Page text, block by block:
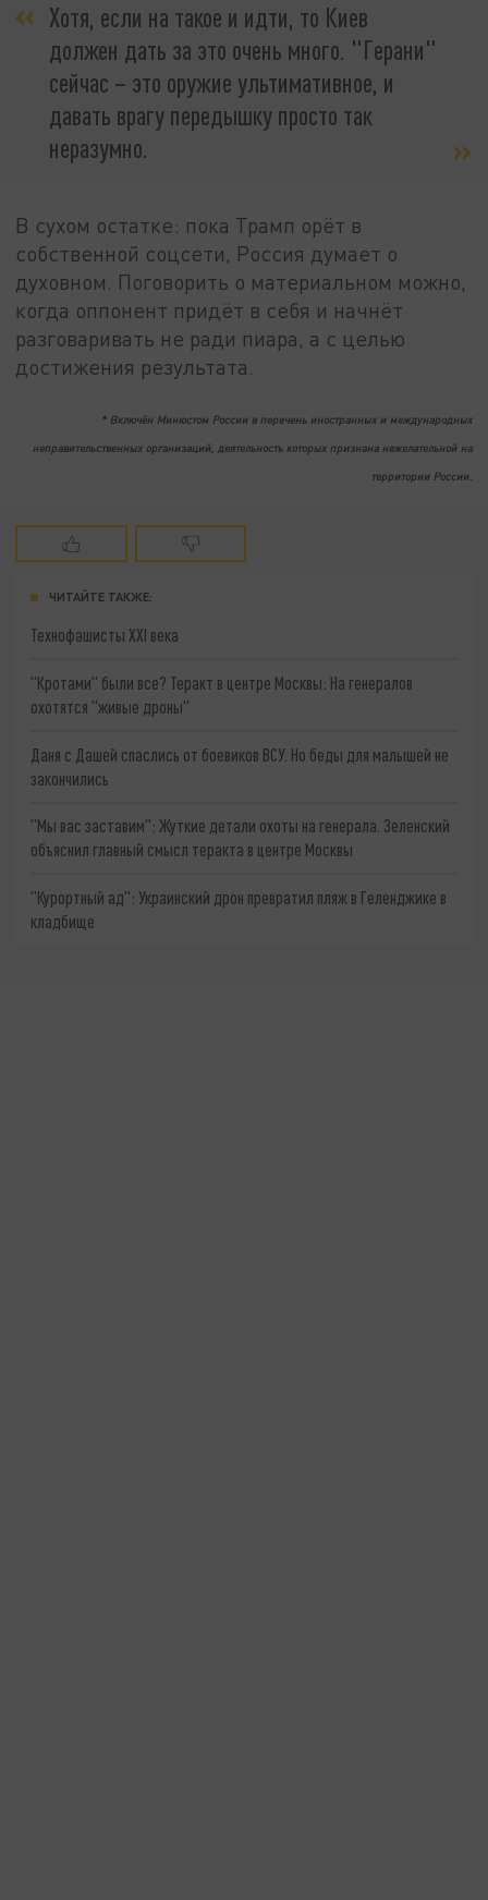
Хотя, если на такое и идти, то Киев
должен дать за это очень много. "Герани"
сейчас – это оружие ультимативное, и
давать врагу передышку просто так
неразумно.
В сухом остатке: пока Трамп орёт в
собственной соцсети, Россия думает о
духовном. Поговорить о материальном можно,
когда оппонент придёт в себя и начнёт
разговаривать не ради пиара, а с целью
достижения результата.
* Включён Минюстом России в перечень иностранных и международных
неправительственных организаций, деятельность которых признана нежелательной на
территории России.
ЧИТАЙТЕ ТАКЖЕ:
Технофашисты XXI века
"Кротами" были все? Теракт в центре Москвы: На генералов
охотятся "живые дроны"
Даня с Дашей спаслись от боевиков ВСУ. Но беды для малышей не
закончились
"Мы вас заставим": Жуткие детали охоты на генерала. Зеленский
объяснил главный смысл теракта в центре Москвы
"Курортный ад": Украинский дрон превратил пляж в Геленджике в
кладбище